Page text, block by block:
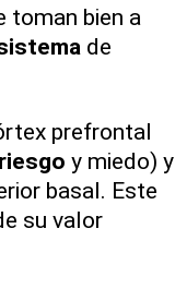
toman bien a
de
prefrontal
riesgo y miedo) y
basal. Este
su valor